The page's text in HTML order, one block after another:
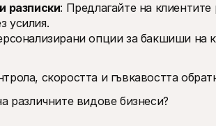
разписки: Предлагайте на
усилия.
опции за бакшиши на
скоростта и гъвкавостта
различните видове бизнеси?